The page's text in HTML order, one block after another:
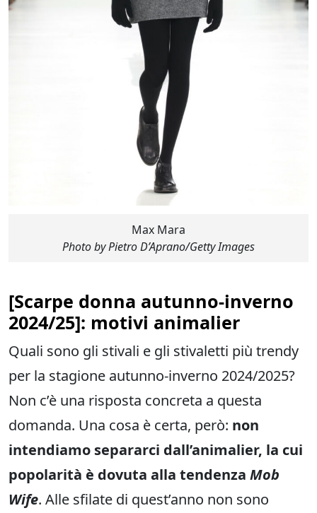
Max Mara
Photo by Pietro D’Aprano/Getty Images
[Scarpe donna autunno-inverno
2024/25]: motivi animalier
Quali sono gli stivali e gli stivaletti più trendy
per la stagione autunno-inverno 2024/2025?
Non c’è una risposta concreta a questa
domanda. Una cosa è certa, però: non
intendiamo separarci dall’animalier, la cui
popolarità è dovuta alla tendenza Mob
Wife. Alle sfilate di quest’anno non sono